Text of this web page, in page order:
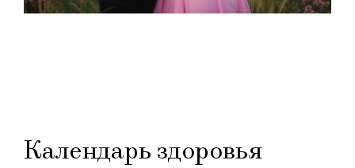
Календарь здоровья